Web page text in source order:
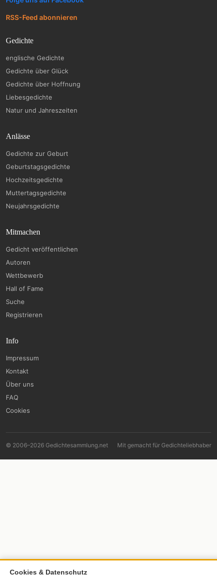
RSS-Feed abonnieren
Gedichte
englische Gedichte
Gedichte über Glück
Gedichte über Hoffnung
Liebesgedichte
Natur und Jahreszeiten
Anlässe
Gedichte zur Geburt
Geburtstagsgedichte
Hochzeitsgedichte
Muttertagsgedichte
Neujahrsgedichte
Mitmachen
Gedicht veröffentlichen
Autoren
Wettbewerb
Hall of Fame
Suche
Registrieren
Info
Impressum
Kontakt
Über uns
FAQ
Cookies
© 2006–2026 Gedichtesammlung.net Mit gemacht für Gedichteliebhaber
Cookies & Datenschutz